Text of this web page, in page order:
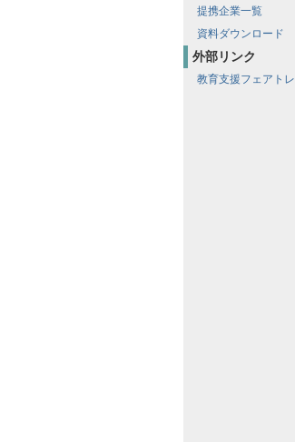
提携企業一覧
資料ダウンロード
外部リンク
教育支援フェアト